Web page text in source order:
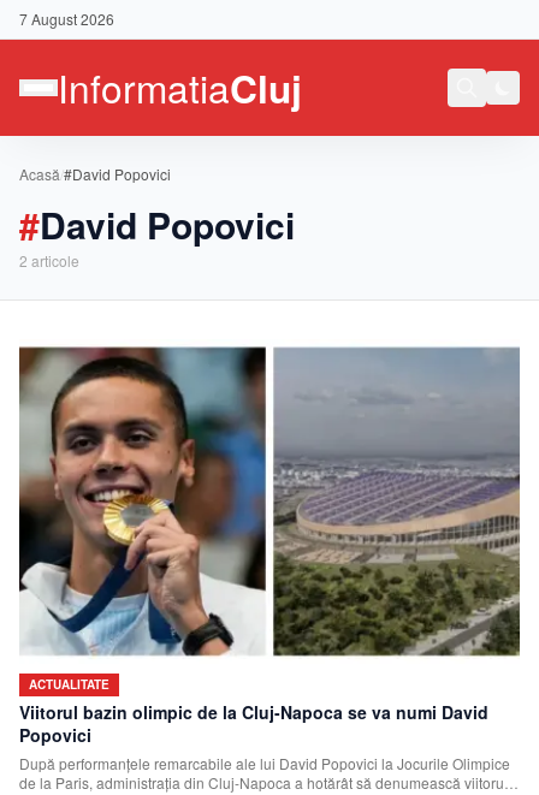
7 August 2026
Contact
Acasă/#David Popovici
#David Popovici
2 articole
ACTUALITATE
Viitorul bazin olimpic de la Cluj-Napoca se va numi David
Popovici
După performanțele remarcabile ale lui David Popovici la Jocurile Olimpice
de la Paris, administrația din Cluj-Napoca a hotărât să denumească viitorul